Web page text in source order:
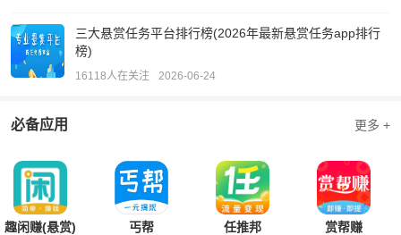
三大悬赏任务平台排行榜(2026年最新悬赏任务app排行
榜)
16118人在关注 2026-06-24
必备应用 更多 +
趣闲赚(悬赏)
丐帮
任推邦
赏帮赚